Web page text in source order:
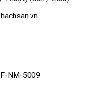
NM-5009